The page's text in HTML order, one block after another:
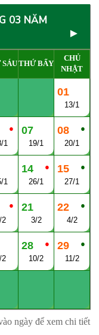
03 NĂM
►
THỨ BẨY
CHỦ
NHẬT
01
13/1
●
1
07
19/1
●
08
20/1
1
●
14
26/1
●
15
27/1
●
2
21
3/2
●
22
4/2
2
●
28
10/2
●
29
11/2
ngày để xem chi tiết